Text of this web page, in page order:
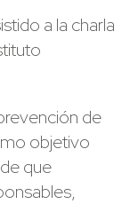
a la charla
de
objetivo
que